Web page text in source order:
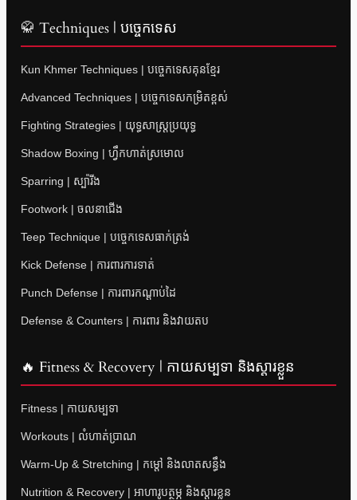
🥋 Techniques | បច្ចេកទេស
Kun Khmer Techniques | បច្ចេកទេសគុនខ្មែរ
Advanced Techniques | បច្ចេកទេសកម្រិតខ្ពស់
Fighting Strategies | យុទ្ធសាស្ត្រប្រយុទ្ធ
Shadow Boxing | ហ្វឹកហាត់ស្រមោល
Sparring | ស្ប៉ារីង
Footwork | ចលនាជើង
Teep Technique | បច្ចេកទេសធាក់ត្រង់
Kick Defense | ការពារការទាត់
Punch Defense | ការពារកណ្តាប់ដៃ
Defense & Counters | ការពារ និងវាយតប
🔥 Fitness & Recovery | កាយសម្បទា និងស្តារខ្លួន
Fitness | កាយសម្បទា
Workouts | លំហាត់ប្រាណ
Warm-Up & Stretching | កម្តៅ និងលាតសន្ធឹង
Nutrition & Recovery | អាហារូបត្ថម្ភ និងស្តារខ្លួន